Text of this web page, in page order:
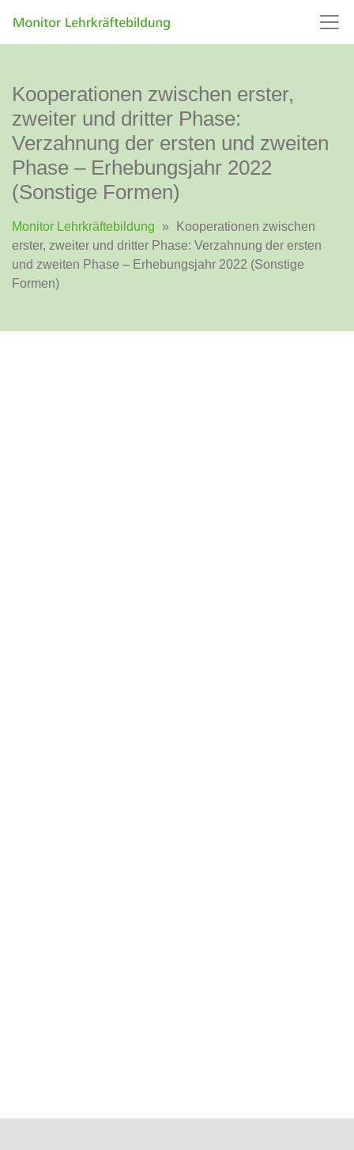
Kooperationen zwischen erster,
zweiter und dritter Phase:
Verzahnung der ersten und zweiten
Phase – Erhebungsjahr 2022
(Sonstige Formen)
Monitor Lehrkräftebildung »
Kooperationen zwischen
erster, zweiter und dritter Phase: Verzahnung der ersten
und zweiten Phase – Erhebungsjahr 2022 (Sonstige
Formen)